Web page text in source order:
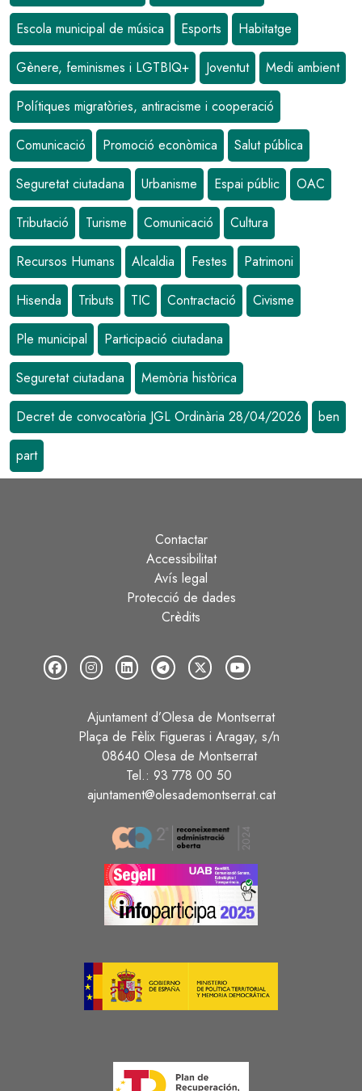
Escola municipal de música Esports Habitatge
Gènere, feminismes i LGTBIQ+ Joventut Medi ambient
Polítiques migratòries, antiracisme i cooperació
Comunicació Promoció econòmica Salut pública
Seguretat ciutadana Urbanisme Espai públic OAC
Tributació Turisme Comunicació Cultura
Recursos Humans Alcaldia Festes Patrimoni
Hisenda Tributs TIC Contractació Civisme
Ple municipal Participació ciutadana
Seguretat ciutadana Memòria històrica
Decret de convocatòria JGL Ordinària 28/04/2026 ben
part
Contactar
Accessibilitat
Avís legal
Protecció de dades
Crèdits
Ajuntament d’Olesa de Montserrat
Plaça de Fèlix Figueras i Aragay, s/n
08640 Olesa de Montserrat
Tel.: 93 778 00 50
ajuntament@olesademontserrat.cat
Image
Image